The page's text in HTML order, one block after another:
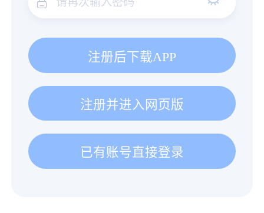
注册后下载APP
注册并进入网页版
已有账号直接登录